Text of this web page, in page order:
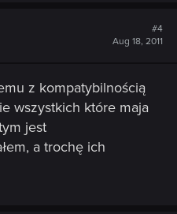
#4
Aug 18, 2011
z kompatybilnością
wszystkich które maja
jest
a trochę ich